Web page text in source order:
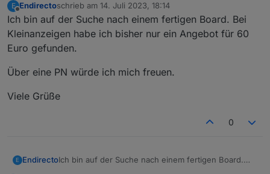
E
Offline
Endirectoschrieb am 14. Juli 2023, 18:14
zuletzt editiert von
Ich bin auf der Suche nach einem fertigen Board. Bei
Kleinanzeigen habe ich bisher nur ein Angebot für 60
Euro gefunden.
Über eine PN würde ich mich freuen.
Viele Grüße
0
E EndirectoIch bin auf der Suche nach einem fertigen Board.